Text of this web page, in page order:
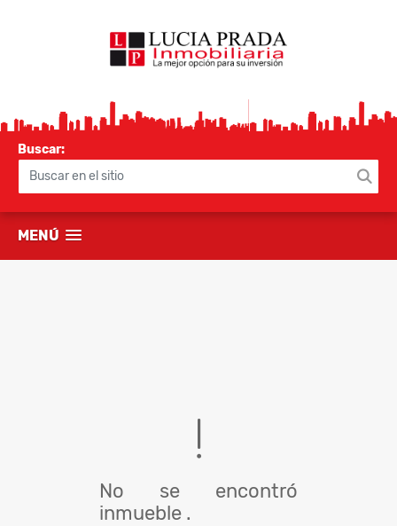
Buscar:
MENÚ
No se encontró
inmueble .